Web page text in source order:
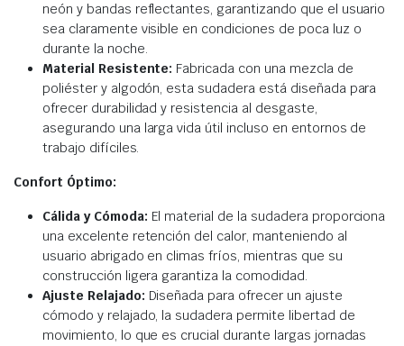
neón y bandas reflectantes, garantizando que el usuario
sea claramente visible en condiciones de poca luz o
durante la noche.
Material Resistente: Fabricada con una mezcla de
poliéster y algodón, esta sudadera está diseñada para
ofrecer durabilidad y resistencia al desgaste,
asegurando una larga vida útil incluso en entornos de
trabajo difíciles.
Confort Óptimo:
Cálida y Cómoda: El material de la sudadera proporciona
una excelente retención del calor, manteniendo al
usuario abrigado en climas fríos, mientras que su
construcción ligera garantiza la comodidad.
Ajuste Relajado: Diseñada para ofrecer un ajuste
cómodo y relajado, la sudadera permite libertad de
movimiento, lo que es crucial durante largas jornadas